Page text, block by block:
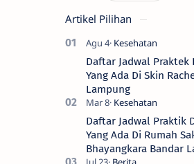
Artikel Pilihan
Daftar Jadwal Praktek
Yang Ada Di Skin
Lampung
Daftar Jadwal Praktik
Yang Ada Di Rumah
Bhayangkara Bandar